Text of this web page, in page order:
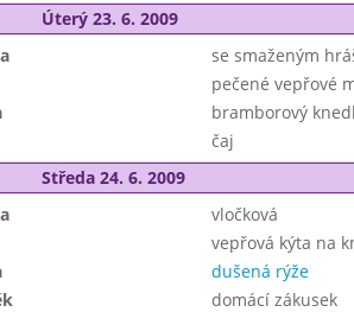
Úterý 23. 6. 2009
se smaženým
pečené vepřové
bramborový
čaj
Středa 24. 6. 2009
vločková
vepřová kýta na
dušená rýže
domácí zákusek